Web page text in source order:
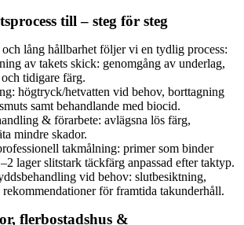
till – steg för steg
lång hållbarhet följer vi en tydlig process:
av takets skick: genomgång av underlag,
tidigare färg.
högtryck/hetvatten vid behov, borttagning
samt behandlande med biocid.
& förarbete: avlägsna lös färg,
mindre skador.
takmålning: primer som binder
lager slitstark täckfärg anpassad efter taktyp.
vid behov: slutbesiktning,
för framtida takunderhåll.
flerbostadshus &